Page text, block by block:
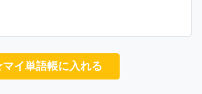
イ単語帳に入れる